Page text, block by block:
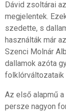
Dávid zsoltárai
megjelentek.
szedette, s
használták már
Szenci Molnár
dallamok azóta
folklórváltozataik
Az első alapmű
persze nagyon